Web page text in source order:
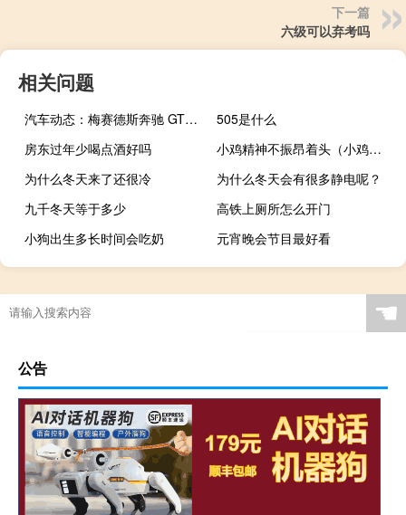
下一篇
六级可以弃考吗
相关问题
汽车动态：梅赛德斯奔驰 GT和GT C Roadster加入了GT旗舰系列
505是什么
房东过年少喝点酒好吗
小鸡精神不振昂着头（小鸡精灵简介）
为什么冬天来了还很冷
为什么冬天会有很多静电呢？
九千冬天等于多少
高铁上厕所怎么开门
小狗出生多长时间会吃奶
元宵晚会节目最好看
☚
公告